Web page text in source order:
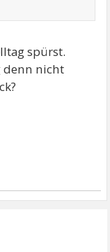
spürst.
denn nicht